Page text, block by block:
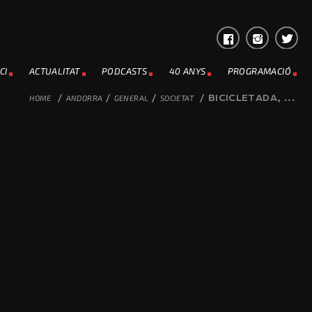
ACTUALITAT PODCASTS 40 ANYS PROGRAMACIÓ
HOME / ANDORRA / GENERAL / SOCIETAT / BICICLETADA, ...